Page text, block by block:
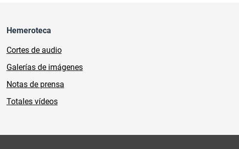
Hemeroteca
Cortes de audio
Galerías de imágenes
Notas de prensa
Totales vídeos